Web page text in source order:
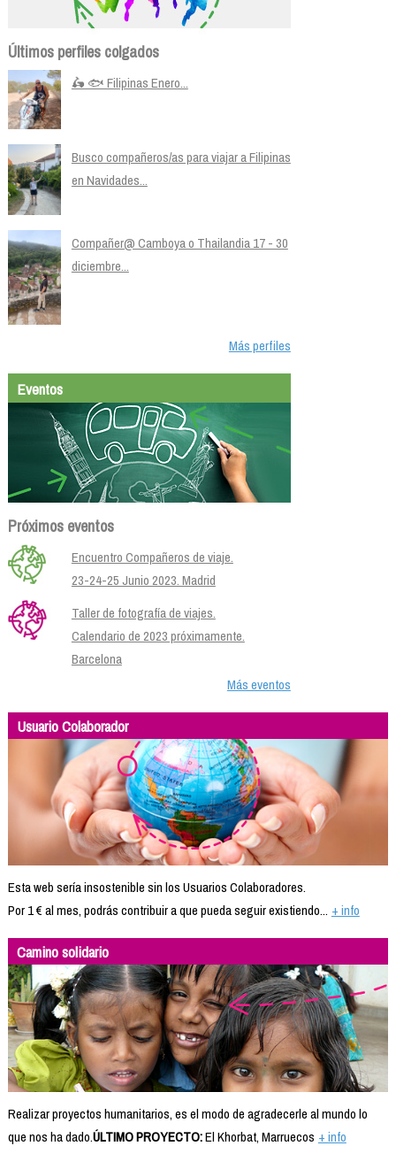
Últimos perfiles colgados
🛵 🐟 Filipinas Enero...
Busco compañeros/as para viajar a Filipinas
en Navidades...
Compañer@ Camboya o Thailandia 17 - 30
diciembre...
Más perfiles
Eventos
Próximos eventos
Encuentro Compañeros de viaje.
23-24-25 Junio 2023. Madrid
Taller de fotografía de viajes.
Calendario de 2023 próximamente.
Barcelona
Más eventos
Usuario Colaborador
Esta web sería insostenible sin los Usuarios Colaboradores.
Por 1 € al mes, podrás contribuir a que pueda seguir existiendo... + info
Camino solidario
Realizar proyectos humanitarios, es el modo de agradecerle al mundo lo
que nos ha dado.ÚLTIMO PROYECTO:El Khorbat, Marruecos + info